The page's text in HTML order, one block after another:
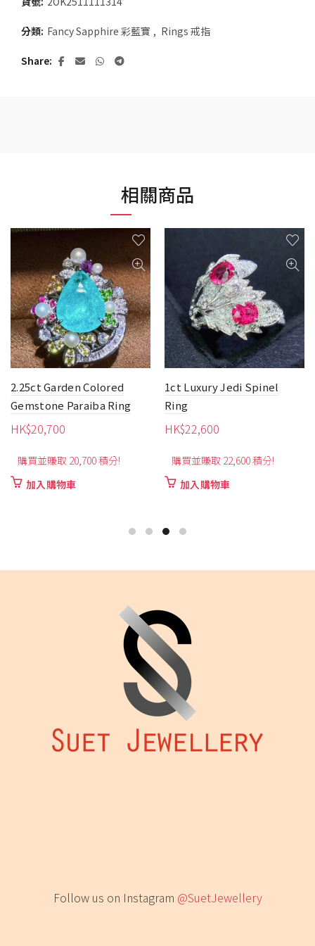
分類: Fancy Sapphire 彩藍寶 , Rings 戒指
Share
相關商品
2.25ct Garden Colored
Gemstone Paraiba Ring
HK$20,700
購買並賺取 20,700 積分!
加入購物車
1ct Luxury Jedi Spinel
Ring
HK$22,600
購買並賺取 22,600 積分!
加入購物車
Follow us on Instagram @SuetJewellery